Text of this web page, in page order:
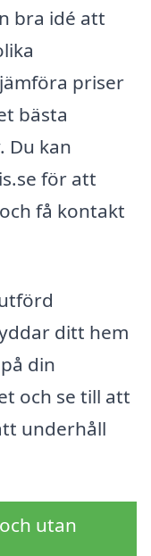
bra idé att
priser
bästa
Du kan
för att
få kontakt
ditt hem
din
och se till att
underhåll
utan